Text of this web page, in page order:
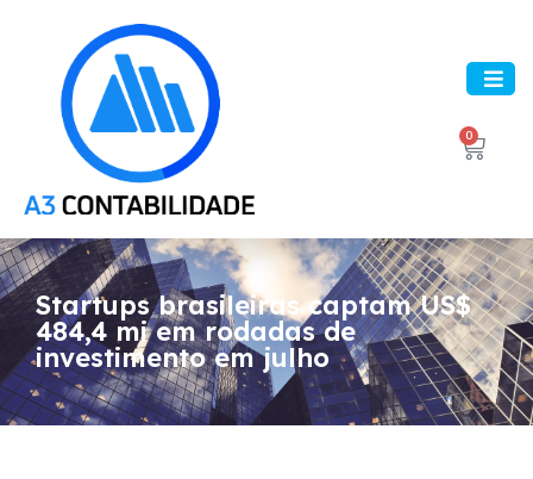
0
Startups brasileiras captam US$
484,4 mi em rodadas de
investimento em julho